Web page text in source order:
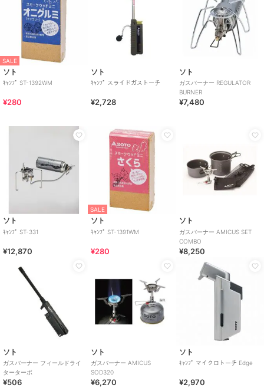
SALE
ソト
ｷｬﾝﾌﾟ ST-1392WM
¥280
ソト
ｷｬﾝﾌﾟ スライドガストーチ
¥2,728
ソト
ガスバーナー REGULATOR
BURNER
¥7,480
ソト
ｷｬﾝﾌﾟ ST-331
¥12,870
SALE
ソト
ｷｬﾝﾌﾟ ST-1391WM
¥280
ソト
ガスバーナー AMICUS SET
COMBO
¥8,250
ソト
ガスバーナー フィールドライ
ターターボ
¥506
ソト
ガスバーナー AMICUS
SOD320
¥6,270
ソト
ｷｬﾝﾌﾟ マイクロトーチ Edge
¥2,970